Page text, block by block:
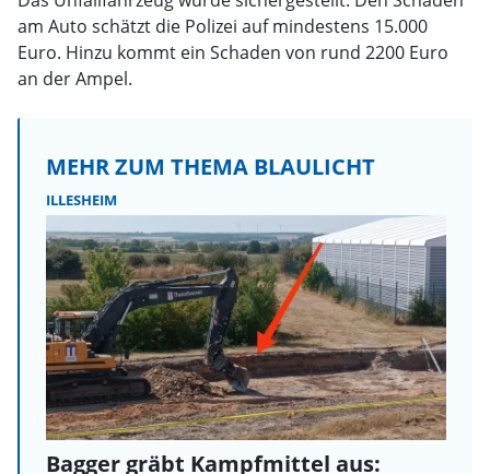
am Auto schätzt die Polizei auf mindestens 15.000
Euro. Hinzu kommt ein Schaden von rund 2200 Euro
an der Ampel.
MEHR ZUM THEMA BLAULICHT
ILLESHEIM
Bagger gräbt Kampfmittel aus: